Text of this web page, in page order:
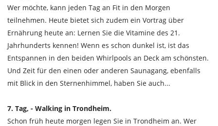
Wer möchte, kann jeden Tag an Fit in den Morgen
teilnehmen. Heute bietet sich zudem ein Vortrag über
Ernährung heute an: Lernen Sie die Vitamine des 21.
Jahrhunderts kennen! Wenn es schon dunkel ist, ist das
Entspannen in den beiden Whirlpools an Deck am schönsten.
Und Zeit für den einen oder anderen Saunagang, ebenfalls
mit Blick in den Sternenhimmel, haben Sie auch...
7. Tag, - Walking in Trondheim.
Schon früh heute morgen legen Sie in Trondheim an. Wer